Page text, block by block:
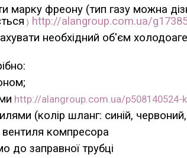
марку фреону (тип газу можна
) http://alangroup.com.ua/
необхідний об'єм
http://alangroup.com.ua/
(колір шланг: синій,
компресора
до заправної трубці